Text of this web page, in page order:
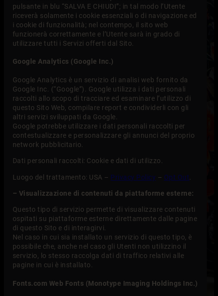
pulsante in blu “SALVA E CHIUDI”; in tal modo l’Utente
riceverà solamente i cookie essenziali o di navigazione ed
i cookie di funzionalità; nel contempo, il sito web
funzionerà correttamente e l’Utente sarà in grado di
utilizzare tutti i Servizi offerti dal Sito.
Google Analytics (Google Inc.)
Google Analytics è un servizio di analisi web fornito da
Google Inc. (“Google”). Google utilizza i dati personali
raccolti allo scopo di tracciare ed esaminare l’utilizzo di
questo Sito Web, compilare report e condividerli con gli
altri servizi sviluppati da Google.
Google potrebbe utilizzare i dati personali raccolti per
contestualizzare e personalizzare gli annunci del proprio
network pubblicitario.
Dati personali raccolti: Cookie e dati di utilizzo.
Luogo del trattamento: USA – Privacy Policy – Opt Out
– Visualizzazione di contenuti da piattaforme esterne:
Questo tipo di servizio permette di visualizzare contenuti
ospitati su piattaforme esterne direttamente dalle pagine
di questo Sito e di interagirvi.
Nel caso in cui sia installato un servizio di questo tipo, è
possibile che, anche nel caso gli Utenti non utilizzino il
servizio, lo stesso raccolga dati di traffico relativi alle
pagine in cui è installato.
Fonts.com Web Fonts (Monotype Imaging Holdings Inc.)